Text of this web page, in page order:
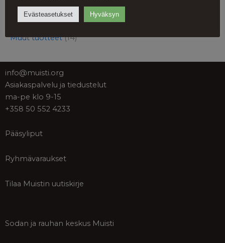
Pelit ja lelut(7)
Julisteet ja magneetit(30)
Muut tuotteet(14)
info@muisti.org
Asiakaspalvelu ja tiedustelut
ma-pe klo 9-15
+358 50 552 4233
Pääsyliput
Ryhmävaraukset
Tilaa Muistin uutiskirje
Sodan ja rauhan keskus Muisti
Evästeasetukset Hyväksyn